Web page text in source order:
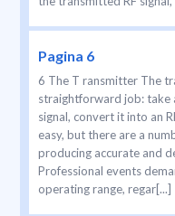
Pagina 6
6 The T ransmitter The
straightforward job: take
signal, convert it into an
easy, but there are a
producing accurate and
Professional events
operating range, regar[...]